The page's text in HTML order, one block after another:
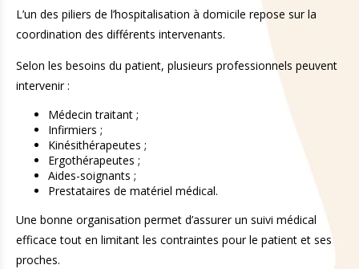
L’un des piliers de l’hospitalisation à domicile repose sur la
coordination des différents intervenants.
Selon les besoins du patient, plusieurs professionnels peuvent
intervenir :
Médecin traitant ;
Infirmiers ;
Kinésithérapeutes ;
Ergothérapeutes ;
Aides-soignants ;
Prestataires de matériel médical.
Une bonne organisation permet d’assurer un suivi médical
efficace tout en limitant les contraintes pour le patient et ses
proches.